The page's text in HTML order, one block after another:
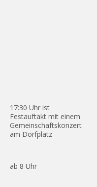
17:30 Uhr ist
Festauftakt mit einem
Gemeinschaftskonzert
am Dorfplatz
ab 8 Uhr